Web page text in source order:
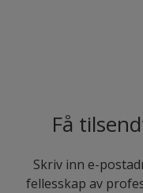
Få
Skriv inn e-
fellesskap av